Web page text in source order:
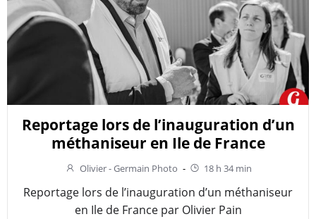
Reportage lors de l’inauguration d’un
méthaniseur en Ile de France
Olivier - Germain Photo - 18 h 34 min
Reportage lors de l’inauguration d’un méthaniseur
en Ile de France par Olivier Pain